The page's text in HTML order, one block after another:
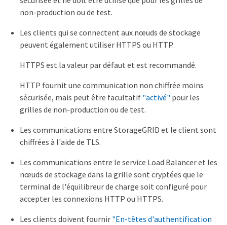
non-production ou de test.
Les clients qui se connectent aux nœuds de stockage
peuvent également utiliser HTTPS ou HTTP.
HTTPS est la valeur par défaut et est recommandé.
HTTP fournit une communication non chiffrée moins
sécurisée, mais peut être facultatif "activé" pour les
grilles de non-production ou de test.
Les communications entre StorageGRID et le client sont
chiffrées à l'aide de TLS.
Les communications entre le service Load Balancer et les
nœuds de stockage dans la grille sont cryptées que le
terminal de l'équilibreur de charge soit configuré pour
accepter les connexions HTTP ou HTTPS.
Les clients doivent fournir "En-têtes d'authentification